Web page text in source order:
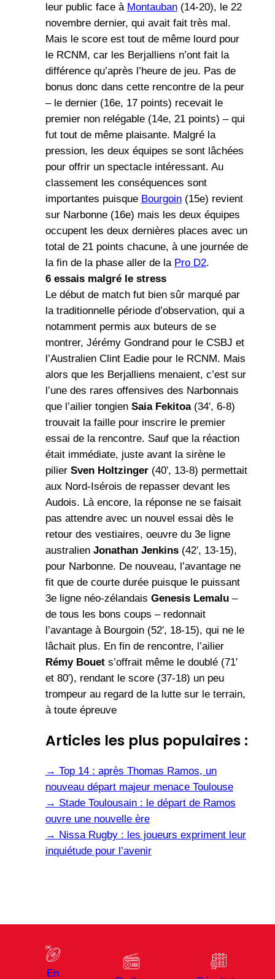
leur public face à Montauban(14-20), le 22
novembre dernier, qui avait fait très mal.
Mais le score est tout de même lourd pour
le RCNM, car les Berjalliens n’ont fait la
différence qu’après l’heure de jeu. Pas de
bonus donc dans cette rencontre de la peur
– le dernier (16e, 17 points) recevait le
premier non relégable (14e, 21 points) – qui
fut tout de même plaisante. Malgré la
pression, les deux équipes se sont lâchées
pour offrir un spectacle intéressant. Au
classement les conséquences sont
importantes puisque Bourgoin(15e) revient
sur Narbonne (16e) mais les deux équipes
occupent les deux dernières places avec un
total de 21 points chacune, à une journée de
la fin de la phase aller de la Pro D2.
6 essais malgré le stress
Le début de match fut bien sûr marqué par
la traditionnelle période d’observation, qui a
notamment permis aux buteurs de se
montrer, Jérémy Gondrand pour le CSBJ et
l’Australien Clint Eadie pour le RCNM. Mais
alors que les Berjalliens menaient, c’est sur
l’une des rares offensives des Narbonnais
que l’ailier tongien Saia Fekitoa(34′, 6-8)
trouvait la faille pour inscrire le premier
essai de la rencontre. Sauf que la réaction
était immédiate, juste avant la sirène le
pilier Sven Holtzinger(40′, 13-8) permettait
aux Nord-Isérois de repasser devant les
Audois. Là encore, la réponse ne se faisait
pas attendre avec un nouvel essai dès le
retour des vestiaires, oeuvre du 3e ligne
australien Jonathan Jenkins(42′, 13-15),
pour Narbonne. De nouveau, l’avantage ne
fit que de courte durée puisque le puissant
3e ligne néo-zélandais Genesis Lemalu–
de tous les bons coups – redonnait
l’avantage à Bourgoin (52′, 18-15), qui ne le
lâchait plus. En fin de rencontre, l’ailier
Rémy Bouets’offrait même le doublé (71′
et 80′), rendant le score (37-18) un peu
trompeur au regard de la lutte sur le terrain,
à toute épreuve
Articles les plus populaires :
→ Top 14 : après Thomas Ramos, un
nouveau départ majeur menace Toulouse
→ Stade Toulousain : le départ de Ramos
ouvre une nouvelle ère
→ Nissa Rugby : les joueurs expriment leur
inquiétude pour l’avenir
En